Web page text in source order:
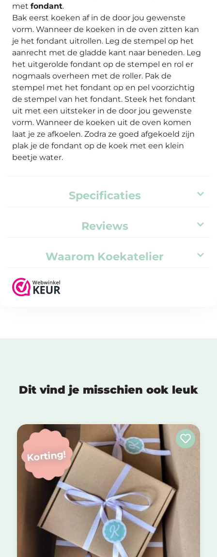
met fondant.
Bak eerst koeken af in de door jou gewenste
vorm. Wanneer de koeken in de oven zitten kan
je het fondant uitrollen. Leg de stempel op het
aanrecht met de gladde kant naar beneden. Leg
het uitgerolde fondant op de stempel en rol er
nogmaals overheen met de roller. Pak de
stempel met het fondant op en pel voorzichtig
de stempel van het fondant. Steek het fondant
uit met een uitsteker in de door jou gewenste
vorm. Wanneer de koeken uit de oven komen
laat je ze afkoelen. Zodra ze goed afgekoeld zijn
plak je de fondant op de koek met een klein
beetje water.
Specificaties
Reviews
Waarom Koekatelier
Dit vind je misschien ook leuk
Korting!